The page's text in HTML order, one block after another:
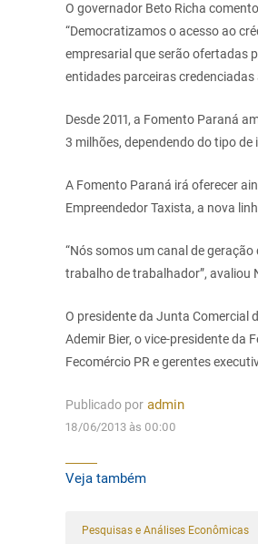
O governador Beto Richa
“Democratizamos o acesso ao
empresarial que serão ofertadas
entidades parceiras
Desde 2011, a Fomento Paraná
3 milhões, dependendo do tipo
A Fomento Paraná irá oferecer
Empreendedor Taxista, a nova
“Nós somos um canal de
trabalho de trabalhador”, avaliou
O presidente da Junta Comercial
Ademir Bier, o vice-presidente da
Fecomércio PR e gerentes
Publicado por admin
18/06/2013 às 00:00
Veja também
Pesquisas e Análises Econômicas